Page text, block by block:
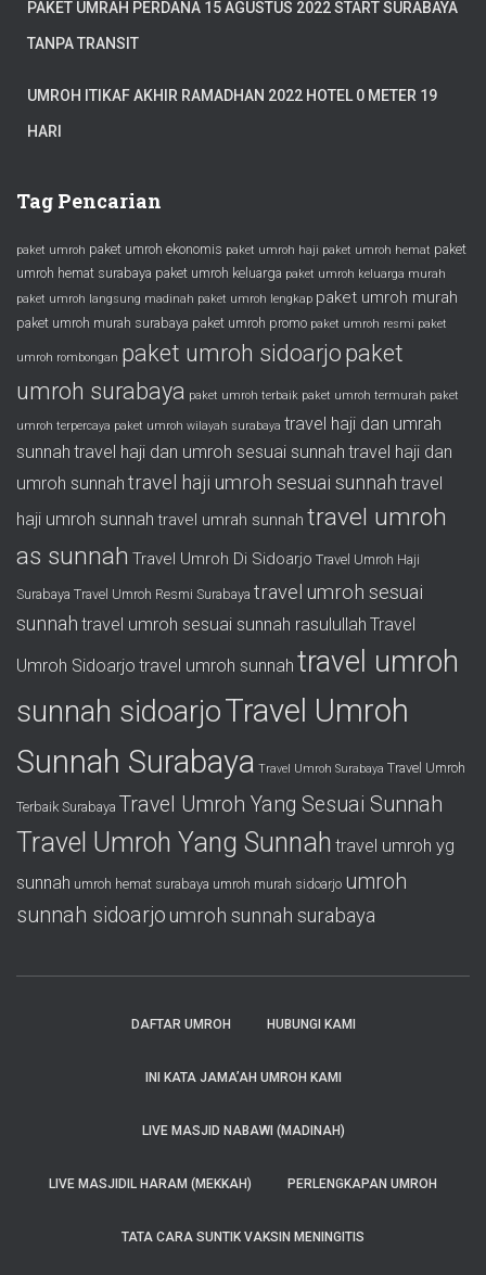
PAKET UMRAH PERDANA 15 AGUSTUS 2022 START SURABAYA
TANPA TRANSIT
UMROH ITIKAF AKHIR RAMADHAN 2022 HOTEL 0 METER 19
HARI
Tag Pencarian
paket umroh paket umroh ekonomis paket umroh haji paket umroh hemat paket
umroh hemat surabaya paket umroh keluarga paket umroh keluarga murah
paket umroh langsung madinah paket umroh lengkap paket umroh murah
paket umroh murah surabaya paket umroh promo paket umroh resmi paket
umroh rombongan paket umroh sidoarjo paket
umroh surabaya paket umroh terbaik paket umroh termurah paket
umroh terpercaya paket umroh wilayah surabaya travel haji dan umrah
sunnah travel haji dan umroh sesuai sunnah travel haji dan
umroh sunnah travel haji umroh sesuai sunnah travel
haji umroh sunnah travel umrah sunnah travel umroh
as sunnah Travel Umroh Di Sidoarjo Travel Umroh Haji
Surabaya Travel Umroh Resmi Surabaya travel umroh sesuai
sunnah travel umroh sesuai sunnah rasulullah Travel
Umroh Sidoarjo travel umroh sunnah travel umroh
sunnah sidoarjoTravel Umroh
Sunnah Surabaya Travel Umroh Surabaya Travel Umroh
Terbaik Surabaya Travel Umroh Yang Sesuai Sunnah
Travel Umroh Yang Sunnah travel umroh yg
sunnah umroh hemat surabaya umroh murah sidoarjo umroh
sunnah sidoarjo umroh sunnah surabaya
DAFTAR UMROH HUBUNGI KAMI
INI KATA JAMA’AH UMROH KAMI
LIVE MASJID NABAWI (MADINAH)
LIVE MASJIDIL HARAM (MEKKAH) PERLENGKAPAN UMROH
TATA CARA SUNTIK VAKSIN MENINGITIS